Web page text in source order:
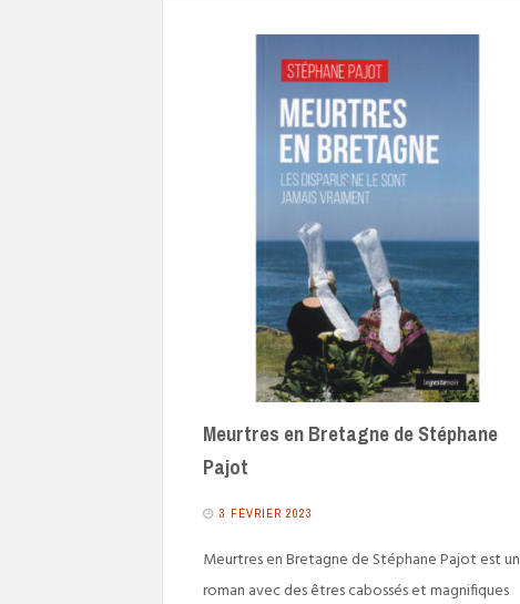
Meurtres en Bretagne de Stéphane
Pajot
3 FÉVRIER 2023
Meurtres en Bretagne de Stéphane Pajot est un
roman avec des êtres cabossés et magnifiques